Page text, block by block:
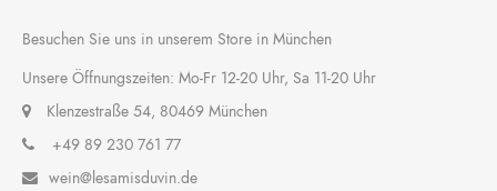
Besuchen Sie uns in unserem Store in München
Unsere Öffnungszeiten: Mo-Fr 12-20 Uhr, Sa 11-20 Uhr
Klenzestraße 54, 80469 München
+49 89 230 761 77
 wein@lesamisduvin.de